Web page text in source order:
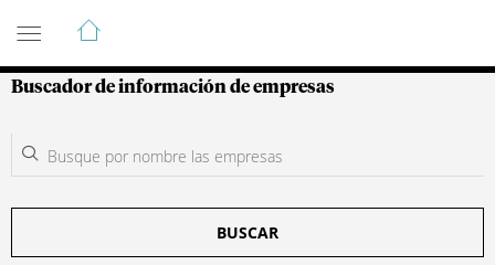
Guía de Empresas Colombianas
Buscador de información de empresas
BUSCAR